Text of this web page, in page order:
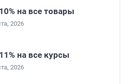
на все товары
2026
на все курсы
2026